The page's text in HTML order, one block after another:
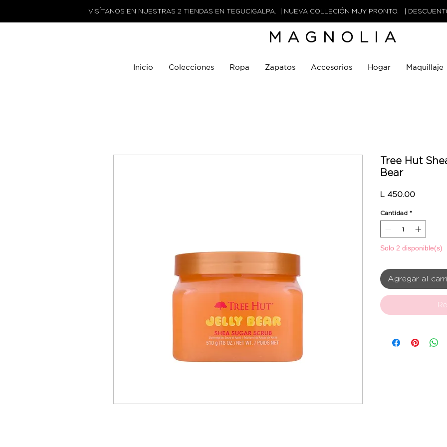
VISÍTANOS EN NUESTRAS 2 TIENDAS EN TEGUCIGALPA. | NUEVA COLLECIÓN MUY PRONTO. |
MAGNOLIA
Inicio Colecciones Ropa Zapatos Accesorios Hogar Maquillaje
Tree Hut
Bear
L 450.00Precio
Cantidad *
Solo 2 disponible(s)
Agregar al